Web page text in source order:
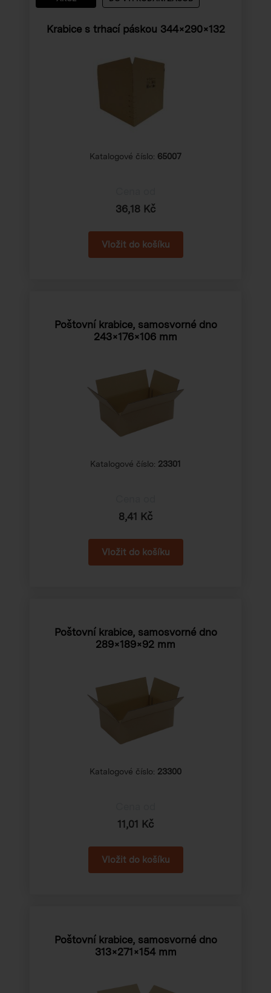
Krabice s trhací páskou 344×290×132
Katalogové číslo: 65007
36,18 Kč
Poštovní krabice, samosvorné dno
243×176×106 mm
Katalogové číslo: 23301
8,41 Kč
Poštovní krabice, samosvorné dno
289×189×92 mm
Katalogové číslo: 23300
11,01 Kč
Poštovní krabice, samosvorné dno
313×271×154 mm